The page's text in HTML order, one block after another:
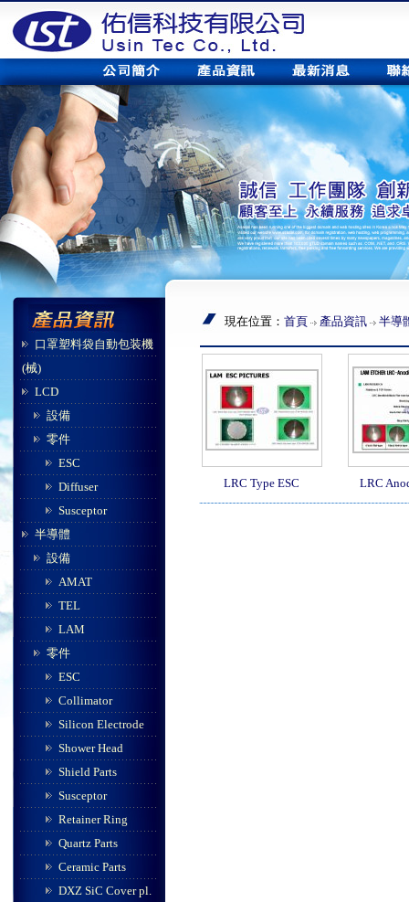
口罩塑料袋自動包装機
(械)
LCD
設備
零件
ESC
Diffuser
Susceptor
半導體
設備
AMAT
TEL
LAM
零件
ESC
Collimator
Silicon Electrode
Shower Head
Shield Parts
Susceptor
Retainer Ring
Quartz Parts
Ceramic Parts
DXZ SiC Cover pl.
現在位置： 首頁 產品資訊 半導
LRC Type ESC LRC